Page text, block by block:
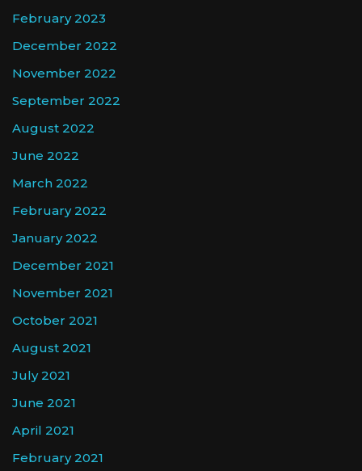
February 2023
December 2022
November 2022
September 2022
August 2022
June 2022
March 2022
February 2022
January 2022
December 2021
November 2021
October 2021
August 2021
July 2021
June 2021
April 2021
February 2021